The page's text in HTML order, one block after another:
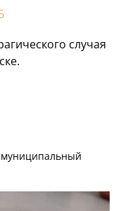
случая